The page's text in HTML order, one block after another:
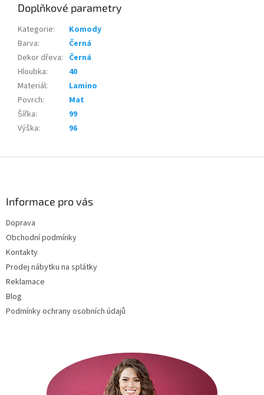
Doplňkové parametry
Kategorie:
Komody
Barva:
Černá
Dekor dřeva: Černá
Hloubka:
40
Materiál:
Lamino
Povrch:
Mat
Šířka:
99
Výška: 96
Informace pro vás
Doprava
Obchodní podmínky
Kontakty
Prodej nábytku na splátky
Reklamace
Blog
Podmínky ochrany osobních údajů